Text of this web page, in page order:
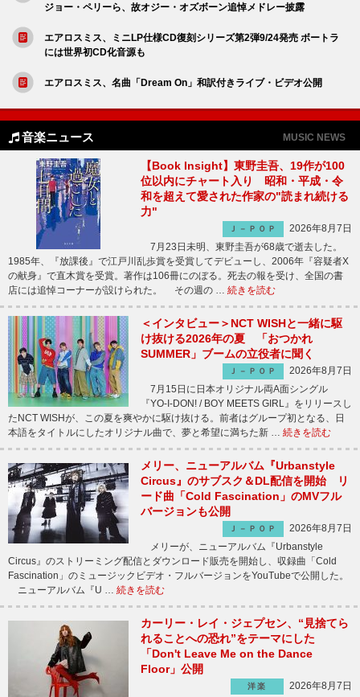
ジョー・ペリーら、故オジー・オズボーン追悼メドレー披露
エアロスミス、ミニLP仕様CD復刻シリーズ第2弾9/24発売 ボートラ
には世界初CD化音源も
エアロスミス、名曲「Dream On」和訳付きライブ・ビデオ公開
音楽ニュース MUSIC NEWS
【Book Insight】東野圭吾、19作が100
位以内にチャート入り 昭和・平成・令
和を超えて愛された作家の"読まれ続ける
力"
Ｊ－ＰＯＰ
2026年8月7日
7月23日未明、東野圭吾が68歳で逝去した。
1985年、『放課後』で江戸川乱歩賞を受賞してデビューし、2006年『容疑者X
の献身』で直木賞を受賞。著作は106冊にのぼる。死去の報を受け、全国の書
店には追悼コーナーが設けられた。 その週の … 続きを読む
＜インタビュー＞NCT WISHと一緒に駆
け抜ける2026年の夏 「おつかれ
SUMMER」ブームの立役者に聞く
Ｊ－ＰＯＰ
2026年8月7日
7月15日に日本オリジナル両A面シングル
『YO-I-DON! / BOY MEETS GIRL』をリリースし
たNCT WISHが、この夏を爽やかに駆け抜ける。前者はグループ初となる、日
本語をタイトルにしたオリジナル曲で、夢と希望に満ちた新 … 続きを読む
メリー、ニューアルバム『Urbanstyle
Circus』のサブスク＆DL配信を開始 リ
ード曲「Cold Fascination」のMVフル
バージョンも公開
Ｊ－ＰＯＰ
2026年8月7日
メリーが、ニューアルバム『Urbanstyle
Circus』のストリーミング配信とダウンロード販売を開始し、収録曲「Cold
Fascination」のミュージックビデオ・フルバージョンをYouTubeで公開した。
ニューアルバム『U … 続きを読む
カーリー・レイ・ジェプセン、“見捨てら
れることへの恐れ”をテーマにした
「Don't Leave Me on the Dance
Floor」公開
洋楽
2026年8月7日